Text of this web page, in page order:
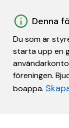
Denna
Du som är
starta upp en
föreningen.
boappa.